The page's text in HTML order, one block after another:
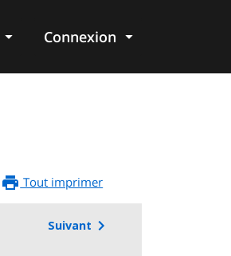
Connexion
Tout imprimer
Suivant